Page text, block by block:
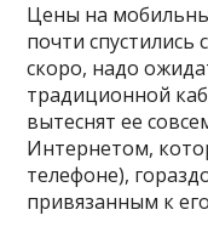
Цены на
почти
скоро, надо
традиционной
вытеснят ее
Интернетом,
телефоне),
привязанным к